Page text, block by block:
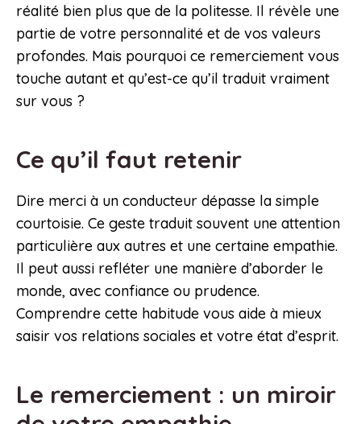
réalité bien plus que de la politesse. Il révèle une
partie de votre personnalité et de vos valeurs
profondes. Mais pourquoi ce remerciement vous
touche autant et qu’est-ce qu’il traduit vraiment
sur vous ?
Ce qu’il faut retenir
Dire merci à un conducteur dépasse la simple
courtoisie. Ce geste traduit souvent une attention
particulière aux autres et une certaine empathie.
Il peut aussi refléter une manière d’aborder le
monde, avec confiance ou prudence.
Comprendre cette habitude vous aide à mieux
saisir vos relations sociales et votre état d’esprit.
Le remerciement : un miroir